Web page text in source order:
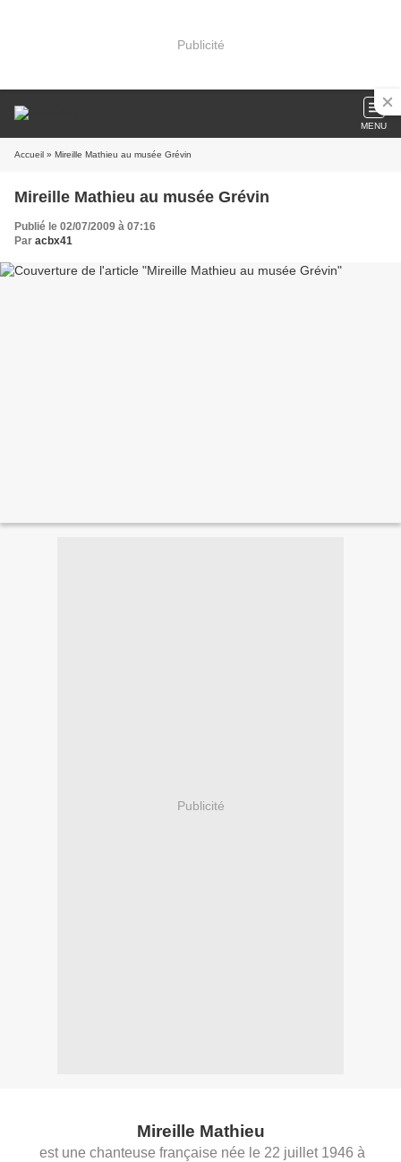
Publicité
MENU
Accueil » Mireille Mathieu au musée Grévin
Mireille Mathieu au musée Grévin
Publié le 02/07/2009 à 07:16
Par acbx41
Publicité
Mireille Mathieu
est une chanteuse française née le 22 juillet 1946 à